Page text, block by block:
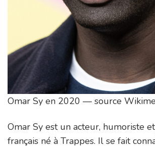
Omar Sy en 2020 — source
Omar Sy est un acteur, humoriste
français né à Trappes. Il se fait